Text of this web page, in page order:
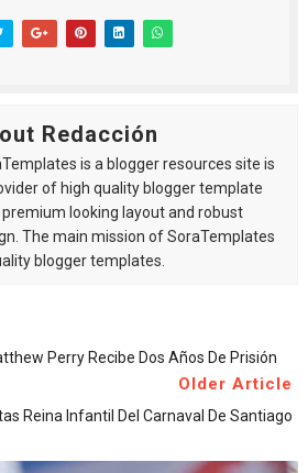
Redacción
is a blogger resources site is
of high quality blogger template
looking layout and robust
The main mission of SoraTemplates
blogger templates.
Perry Recibe Dos Años De Prisión
Older Article
Reina Infantil Del Carnaval De Santiago